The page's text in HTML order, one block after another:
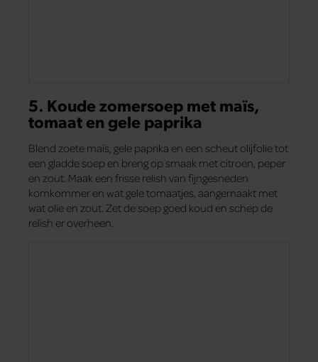
5. Koude zomersoep met maïs,
tomaat en gele paprika
Blend zoete maïs, gele paprika en een scheut olijfolie tot
een gladde soep en breng op smaak met citroen, peper
en zout. Maak een frisse relish van fijngesneden
komkommer en wat gele tomaatjes, aangemaakt met
wat olie en zout. Zet de soep goed koud en schep de
relish er overheen.